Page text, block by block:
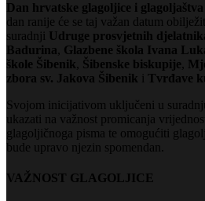
Dan hrvatske glagoljice i glagoljaštva
dan ranije će se taj važan datum
suradnji Udruge prosvjetnih
Badurina, Glazbene škola Ivana
škole Šibenik, Šibenske biskupije,
zbora sv. Jakova Šibenik i Tvrđave
Svojom inicijativom uključeni u
ukazati na važnost promicanja
glagoljičnoga pisma te omogućiti
bude upravo njezin spomendan.
VAŽNOST GLAGOLJICE